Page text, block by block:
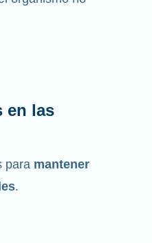
en las
para mantener
.